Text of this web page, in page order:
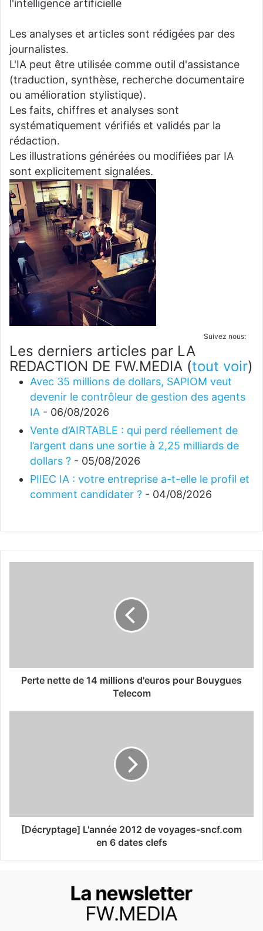
l'intelligence artificielle
Les analyses et articles sont rédigées par des
journalistes.
L'IA peut être utilisée comme outil d'assistance
(traduction, synthèse, recherche documentaire
ou amélioration stylistique).
Les faits, chiffres et analyses sont
systématiquement vérifiés et validés par la
rédaction.
Les illustrations générées ou modifiées par IA
sont explicitement signalées.
Suivez nous:
Les derniers articles par LA
REDACTION DE FW.MEDIA (tout voir)
Avec 35 millions de dollars, SAPIOM veut
devenir le contrôleur de gestion des agents
IA - 06/08/2026
Vente d’AIRTABLE : qui perd réellement de
l’argent dans une sortie à 2,25 milliards de
dollars ? - 05/08/2026
PIIEC IA : votre entreprise a-t-elle le profil et
comment candidater ? - 04/08/2026
Perte nette de 14 millions d'euros pour Bouygues
Telecom
[Décryptage] L'année 2012 de voyages-sncf.com
en 6 dates clefs